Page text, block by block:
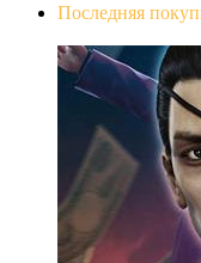
Последняя